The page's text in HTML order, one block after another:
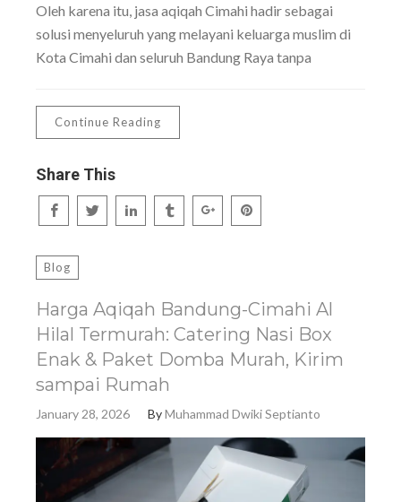
Oleh karena itu, jasa aqiqah Cimahi hadir sebagai
solusi menyeluruh yang melayani keluarga muslim di
Kota Cimahi dan seluruh Bandung Raya tanpa
Continue Reading
Share This
Blog
Harga Aqiqah Bandung-Cimahi Al
Hilal Termurah: Catering Nasi Box
Enak & Paket Domba Murah, Kirim
sampai Rumah
January 28, 2026 ByMuhammad Dwiki Septianto